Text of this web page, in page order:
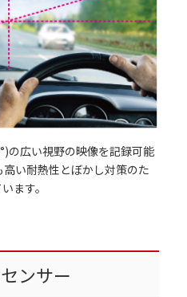
の広い視野の映像を記録可能
い耐熱性とぼかし対策のた
ます。
ンサー